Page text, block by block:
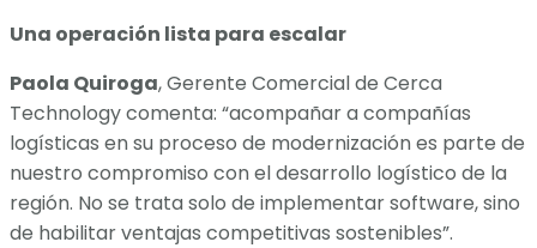
Una operación lista para escalar
Paola Quiroga, Gerente Comercial de Cerca
Technology comenta: “acompañar a compañías
logísticas en su proceso de modernización es parte de
nuestro compromiso con el desarrollo logístico de la
región. No se trata solo de implementar software, sino
de habilitar ventajas competitivas sostenibles”.